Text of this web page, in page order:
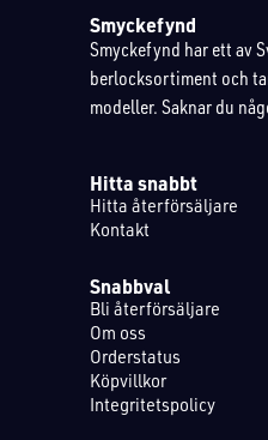
Smyckefynd
Smyckefynd har ett av
berlocksortiment och
modeller. Saknar du
Hitta snabbt
Hitta återförsäljare
Kontakt
Snabbval
Bli återförsäljare
Om oss
Orderstatus
Köpvillkor
Integritetspolicy